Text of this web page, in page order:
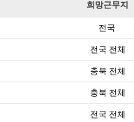
희망근무지
전국
전국 전체
충북 전체
충북 전체
전국 전체